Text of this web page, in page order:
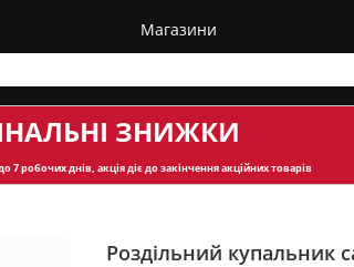
Магазини
ЗНИЖКИ
7 робочих днів, акція діє до закінчення акційних товарів
Роздільний купальник